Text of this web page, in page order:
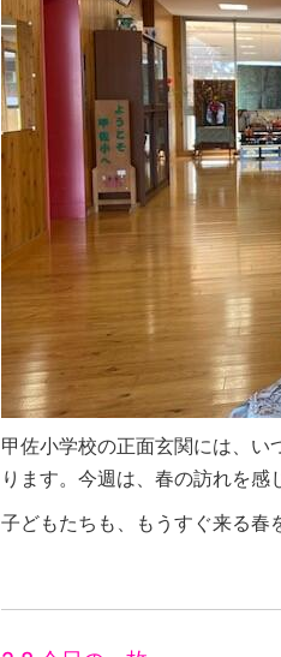
甲佐小学校の正面玄関には、
ります。今週は、春の訪れを感
子どもたちも、もうすぐ来る春